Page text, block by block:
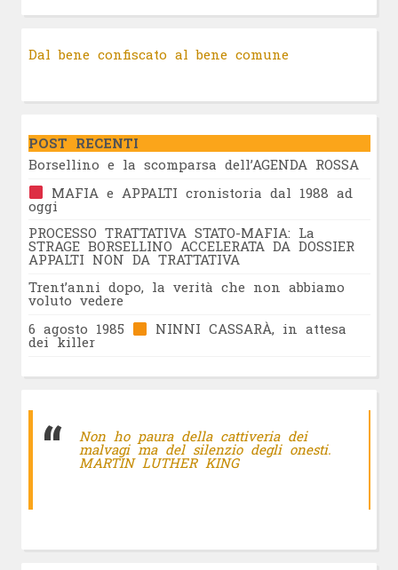
Dal bene confiscato al bene comune
POST RECENTI
Borsellino e la scomparsa dell’AGENDA ROSSA
MAFIA e APPALTI cronistoria dal 1988 ad
oggi
PROCESSO TRATTATIVA STATO-MAFIA: La
STRAGE BORSELLINO ACCELERATA DA DOSSIER
APPALTI NON DA TRATTATIVA
Trent’anni dopo, la verità che non abbiamo
voluto vedere
6 agosto 1985
NINNI CASSARÀ, in attesa
dei killer
Non ho paura della cattiveria dei
malvagi ma del silenzio degli onesti.
MARTIN LUTHER KING